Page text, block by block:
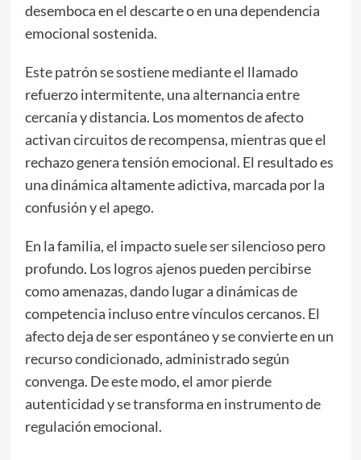
desemboca en el descarte o en una dependencia
emocional sostenida.
Este patrón se sostiene mediante el llamado
refuerzo intermitente, una alternancia entre
cercanía y distancia. Los momentos de afecto
activan circuitos de recompensa, mientras que el
rechazo genera tensión emocional. El resultado es
una dinámica altamente adictiva, marcada por la
confusión y el apego.
En la familia, el impacto suele ser silencioso pero
profundo. Los logros ajenos pueden percibirse
como amenazas, dando lugar a dinámicas de
competencia incluso entre vínculos cercanos. El
afecto deja de ser espontáneo y se convierte en un
recurso condicionado, administrado según
convenga. De este modo, el amor pierde
autenticidad y se transforma en instrumento de
regulación emocional.